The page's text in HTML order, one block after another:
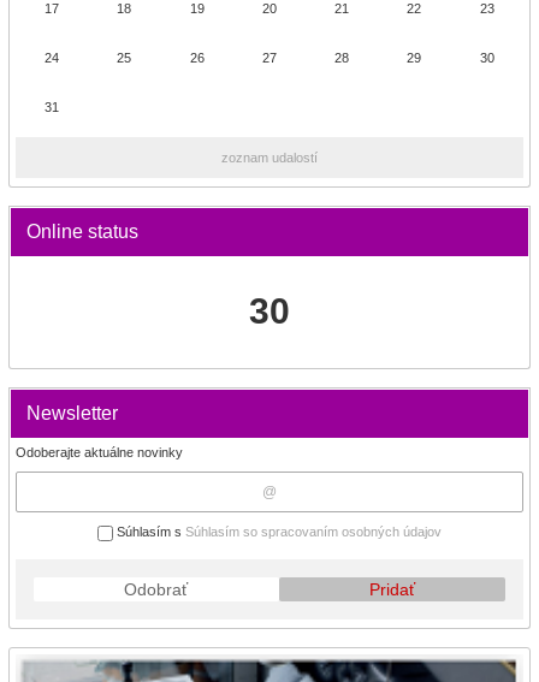
17 18 19 20 21 22 23
24 25 26 27 28 29 30
31
zoznam udalostí
Online status
30
Newsletter
Odoberajte aktuálne novinky
Súhlasím s Súhlasím so spracovaním osobných údajov
Odobrať Pridať